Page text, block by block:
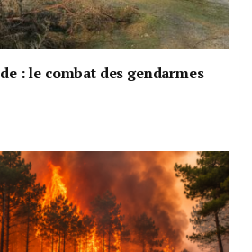
: le combat des gendarmes